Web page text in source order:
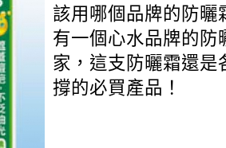
該用哪個品牌的防曬
有一個心水品牌的防
家，這支防曬霜還是
撐的必買產品！